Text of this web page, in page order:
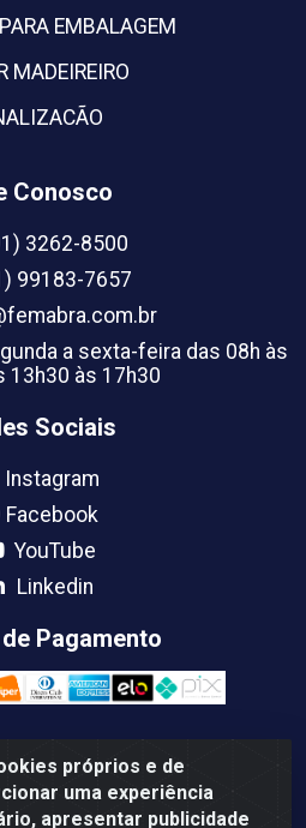
próprios e de
uma experiência
apresentar publicidade
EMBALAGEM
MADEIREIRO
Conosco
3262-8500
99183-7657
a sexta-feira das 08h às
13h30 às 17h30
Sociais
Instagram
Facebook
YouTube
Linkedin
Pagamento
e Maquinas LTDA -
Km 08 Rua Joao Canuto, 195 -